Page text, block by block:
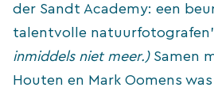
der Sandt Academy: een
talentvolle
inmiddels niet meer.)Samen
Houten en Mark Oomens